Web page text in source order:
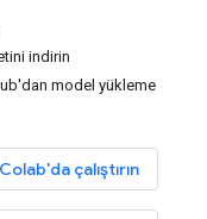
indirin
model yükleme
çalıştırın